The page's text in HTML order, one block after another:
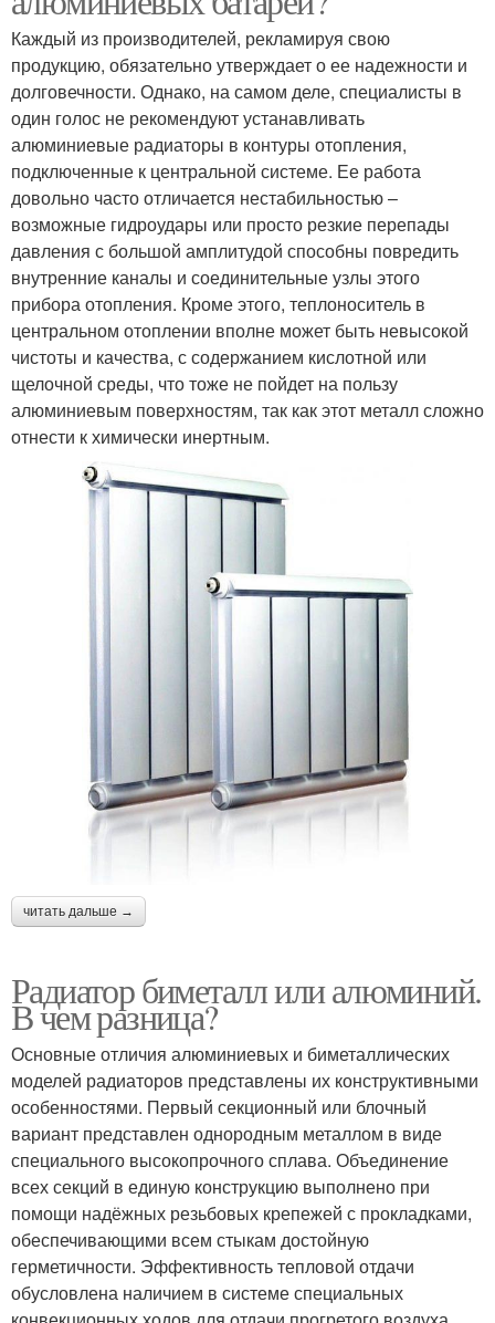
Каждый из производителей, рекламируя свою
продукцию, обязательно утверждает о ее надежности и
долговечности. Однако, на самом деле, специалисты в
один голос не рекомендуют устанавливать
алюминиевые радиаторы в контуры отопления,
подключенные к центральной системе. Ее работа
довольно часто отличается нестабильностью –
возможные гидроудары или просто резкие перепады
давления с большой амплитудой способны повредить
внутренние каналы и соединительные узлы этого
прибора отопления. Кроме этого, теплоноситель в
центральном отоплении вполне может быть невысокой
чистоты и качества, с содержанием кислотной или
щелочной среды, что тоже не пойдет на пользу
алюминиевым поверхностям, так как этот металл сложно
отнести к химически инертным.
читать дальше →
Радиатор биметалл или алюминий.
В чем разница?
Основные отличия алюминиевых и биметаллических
моделей радиаторов представлены их конструктивными
особенностями. Первый секционный или блочный
вариант представлен однородным металлом в виде
специального высокопрочного сплава. Объединение
всех секций в единую конструкцию выполнено при
помощи надёжных резьбовых крепежей с прокладками,
обеспечивающими всем стыкам достойную
герметичности. Эффективность тепловой отдачи
обусловлена наличием в системе специальных